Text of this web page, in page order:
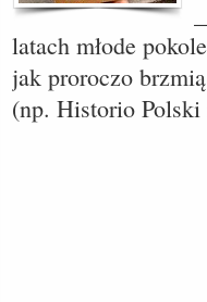
latach młode
jak proroczo
(np. Historio